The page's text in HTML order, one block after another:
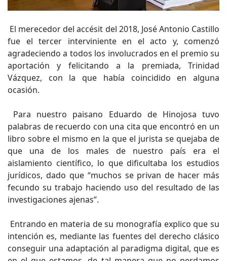
El merecedor del accésit del 2018, José Antonio Castillo
fue el tercer interviniente en el acto y, comenzó
agradeciendo a todos los involucrados en el premio su
aportación y felicitando a la premiada, Trinidad
Vázquez, con la que había coincidido en alguna
ocasión.
Para nuestro paisano Eduardo de Hinojosa tuvo
palabras de recuerdo con una cita que encontró en un
libro sobre el mismo en la que el jurista se quejaba de
que una de los males de nuestro país era el
aislamiento científico, lo que dificultaba los estudios
jurídicos, dado que “muchos se privan de hacer más
fecundo su trabajo haciendo uso del resultado de las
investigaciones ajenas”.
Entrando en materia de su monografía explico que su
intención es, mediante las fuentes del derecho clásico
conseguir una adaptación al paradigma digital, que es